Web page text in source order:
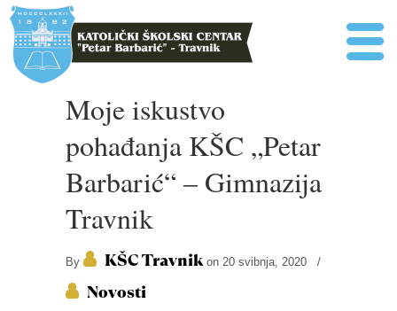
Moje iskustvo
pohađanja KŠC „Petar
Barbarić“ – Gimnazija
Travnik
By KŠC Travnikon 20 svibnja, 2020 /
Novosti